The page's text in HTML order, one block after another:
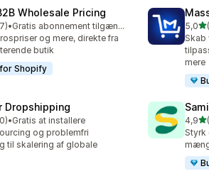
Wholesale Pricing
stjerner
i alt
•
Gratis abonnement tilgængeligt
og mere, direkte fra
butik
Shopify
5,0
214
Skab
mere
Dropshipping
stjerner
i alt
•Gratis at installere
og problemfri
til skalering af globale
4,9
926
Styrk